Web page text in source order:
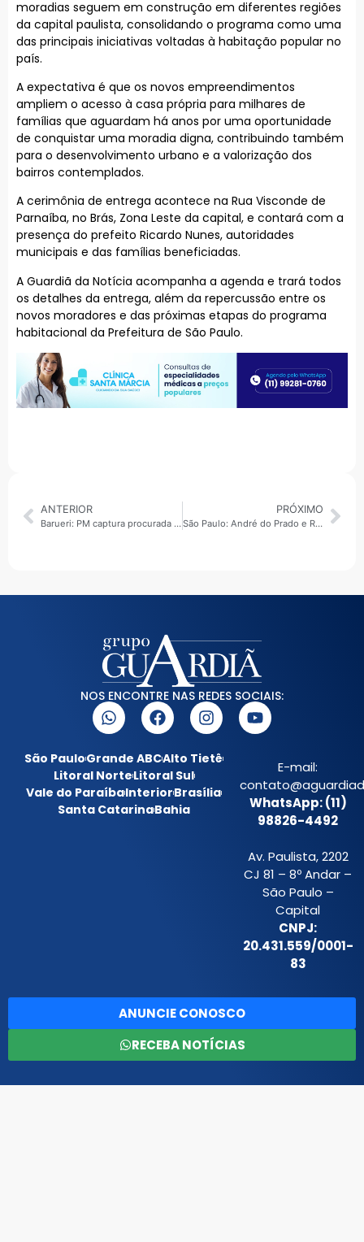
moradias seguem em construção em diferentes regiões
da capital paulista, consolidando o programa como uma
das principais iniciativas voltadas à habitação popular no
país.
A expectativa é que os novos empreendimentos
ampliem o acesso à casa própria para milhares de
famílias que aguardam há anos por uma oportunidade
de conquistar uma moradia digna, contribuindo também
para o desenvolvimento urbano e a valorização dos
bairros contemplados.
A cerimônia de entrega acontece na Rua Visconde de
Parnaíba, no Brás, Zona Leste da capital, e contará com a
presença do prefeito Ricardo Nunes, autoridades
municipais e das famílias beneficiadas.
A Guardiã da Notícia acompanha a agenda e trará todos
os detalhes da entrega, além da repercussão entre os
novos moradores e das próximas etapas do programa
habitacional da Prefeitura de São Paulo.
ANTERIOR
Barueri: PM captura procurada por extorsão, estelionato, lavagem de dinheiro e organização criminosa
PRÓXIMO
São Paulo: André do Prado e Ricardo Salles aparecem tecnicamente empatados na disputa pelo Senado, aponta Datafolha
NOS ENCONTRE NAS REDES SOCIAIS:
São PauloGrande ABCAlto Tietê
Litoral NorteLitoral Sul
Vale do ParaíbaInteriorBrasília
Santa CatarinaBahia
E-mail:
WhatsApp: (11)
98826-4492
Av. Paulista, 2202
CJ 81 – 8º Andar –
São Paulo –
Capital
CNPJ:
20.431.559/0001-
83
ANUNCIE CONOSCO
RECEBA NOTÍCIAS